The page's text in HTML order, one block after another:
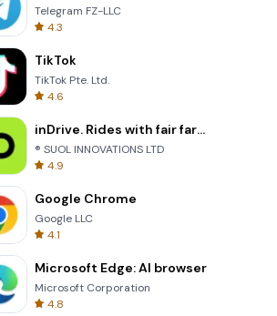
Telegram FZ-LLC
4.3
TikTok
TikTok Pte. Ltd.
4.6
inDrive. Rides with fair fares
® SUOL INNOVATIONS LTD
4.9
Google Chrome
Google LLC
4.1
Microsoft Edge: AI browser
Microsoft Corporation
4.8